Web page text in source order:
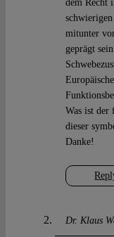
dem Recht
mitunter
geprägt
Was ist der
dieser
Danke!
Dr. Klaus